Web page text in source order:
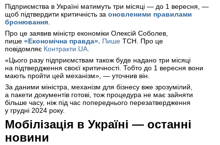
Підприємства в Україні матимуть три місяці — до 1 вересня, —
щоб підтвердити критичність за оновленими правилами
бронювання.
Про це заявив міністр економіки Олексій Соболев,
пише «Економічна правда». Пише ТСН. Про це
повідомляє Контракти.UA.
«Цього разу підприємствам також буде надано три місяці
на підтвердження своєї критичності. Тобто до 1 вересня вони
мають пройти цей механізм», — уточнив він.
За даними міністра, механізм для бізнесу вже зрозумілий,
а пакети документів готові, тож процедура не має зайняти
більше часу, ніж під час попереднього перезатвердження
у грудні 2024 року.
Мобілізація в Україні — останні
новини